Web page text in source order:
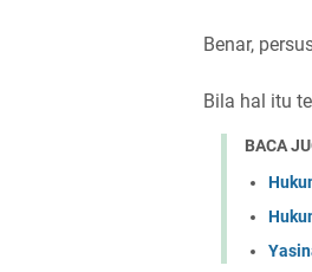
Benar,
Bila hal itu
BACA